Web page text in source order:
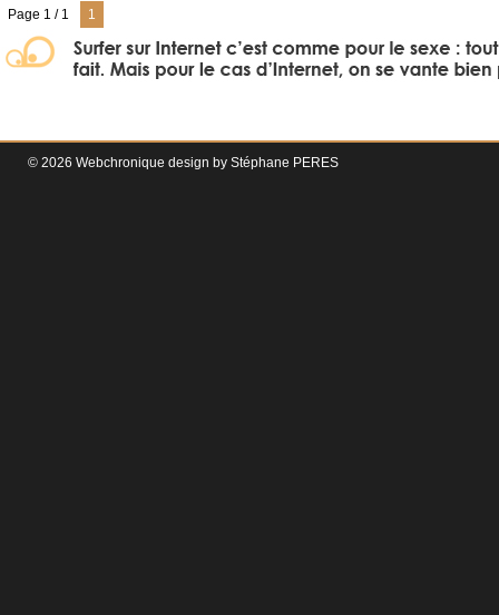
Page 1 / 1 1
© 2026 Webchronique design by Stéphane PERES